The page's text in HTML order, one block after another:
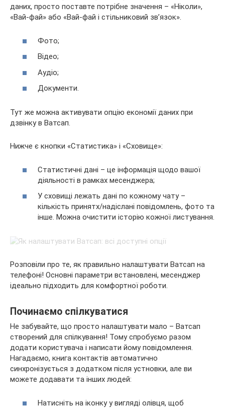
даних, просто поставте потрібне значення – «Ніколи»,
«Вай-фай» або «Вай-фай і стільниковий зв’язок».
Фото;
Відео;
Аудіо;
Документи.
Тут же можна активувати опцію економії даних при
дзвінку в Ватсап.
Нижче є кнопки «Статистика» і «Сховище»:
Статистичні дані – це інформація щодо вашої
діяльності в рамках месенджера;
У сховищі лежать дані по кожному чату –
кількість принятх/надіслані повідомлень, фото та
інше. Можна очистити історію кожної листування.
Розповіли про те, як правильно налаштувати Ватсап на
телефоні! Основні параметри встановлені, месенджер
ідеально підходить для комфортної роботи.
Починаємо спілкуватися
Не забувайте, що просто налаштувати мало – Ватсап
створений для спілкування! Тому спробуємо разом
додати користувача і написати йому повідомлення.
Нагадаємо, книга контактів автоматично
синхронізується з додатком після устновки, але ви
можете додавати та інших людей:
Натисніть на іконку у вигляді олівця, щоб